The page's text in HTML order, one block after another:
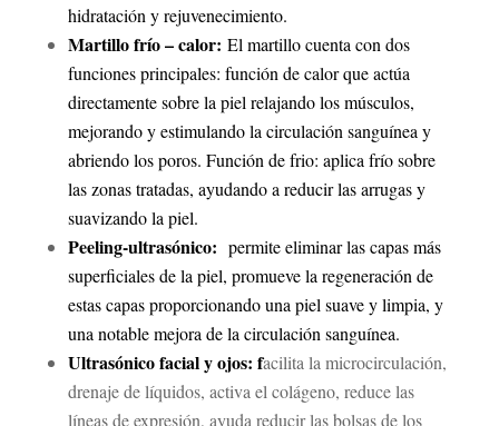
hidratación y rejuvenecimiento.
Martillo frío – calor: El martillo cuenta con dos
funciones principales: función de calor que actúa
directamente sobre la piel relajando los músculos,
mejorando y estimulando la circulación sanguínea y
abriendo los poros. Función de frio: aplica frío sobre
las zonas tratadas, ayudando a reducir las arrugas y
suavizando la piel.
Peeling-ultrasónico: permite eliminar las capas más
superficiales de la piel, promueve la regeneración de
estas capas proporcionando una piel suave y limpia, y
una notable mejora de la circulación sanguínea.
Ultrasónico facial y ojos: facilita la microcirculación,
drenaje de líquidos, activa el colágeno, reduce las
líneas de expresión, ayuda reducir las bolsas de los